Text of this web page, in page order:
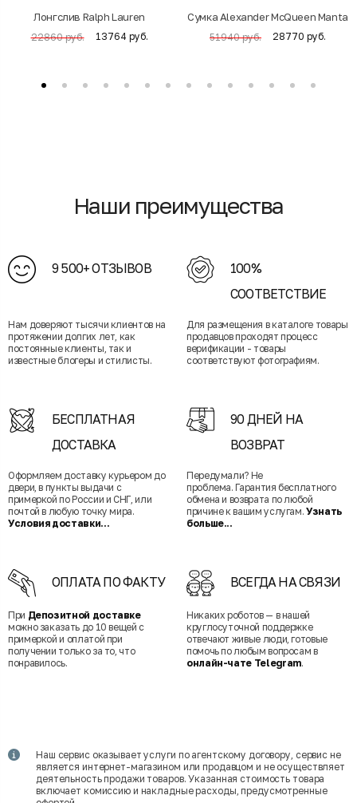
Лонгслив Ralph Lauren
22860 руб. 13764 руб.
Cумка Alexander McQueen Manta
51940 руб. 28770 руб.
Наши преимущества
9 500+ ОТЗЫВОВ
Нам доверяют тысячи клиентов на
протяжении долгих лет, как
постоянные клиенты, так и
известные блогеры и стилисты.
100%
СООТВЕТСТВИЕ
Для размещения в каталоге товары
продавцов проходят процесс
верификации - товары
соответствуют фотографиям.
БЕСПЛАТНАЯ
ДОСТАВКА
Оформляем доставку курьером до
двери, в пункты выдачи с
примеркой по России и СНГ, или
почтой в любую точку мира.
Условия доставки...
90 ДНЕЙ НА
ВОЗВРАТ
Передумали? Не
проблема. Гарантия бесплатного
обмена и возврата по любой
причине к вашим услугам. Узнать
больше...
ОПЛАТА ПО ФАКТУ
При Депозитной доставке
можно заказать до 10 вещей с
примеркой и оплатой при
получении только за то, что
понравилось.
ВСЕГДА НА СВЯЗИ
Никаких роботов — в нашей
круглосуточной поддержке
отвечают живые люди, готовые
помочь по любым вопросам в
онлайн-чате Telegram.
Наш сервис оказывает услуги по агентскому договору, сервис не
является интернет-магазином или продавцом и не осуществляет
деятельность продажи товаров. Указанная стоимость товара
включает комиссию и накладные расходы, предусмотренные